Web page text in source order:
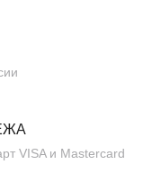
VISA и Mastercard